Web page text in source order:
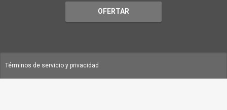
OFERTAR
Términos de servicio y privacidad